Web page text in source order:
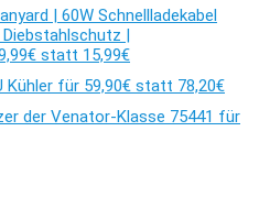
| 60W Schnellladekabel
|
statt 15,99€
Kühler für 59,90€ statt 78,20€
der Venator-Klasse 75441 für